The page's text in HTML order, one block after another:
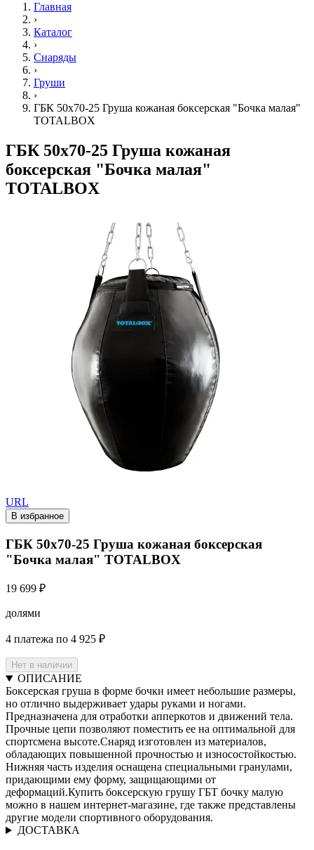
Главная
›
Каталог
›
Снаряды
›
Груши
›
ГБК 50х70-25 Груша кожаная боксерская "Бочка малая"
TOTALBOX
ГБК 50х70-25 Груша кожаная
боксерская "Бочка малая"
TOTALBOX
URL
В избранное
ГБК 50х70-25 Груша кожаная боксерская
"Бочка малая" TOTALBOX
19 699 ₽
долями
4 платежа по 4 925 ₽
Нет в наличии
ОПИСАНИЕ
Боксерская груша в форме бочки имеет небольшие размеры,
но отлично выдерживает удары руками и ногами.
Предназначена для отработки апперкотов и движений тела.
Прочные цепи позволяют поместить ее на оптимальной для
спортсмена высоте.Снаряд изготовлен из материалов,
обладающих повышенной прочностью и износостойкостью.
Нижняя часть изделия оснащена специальными гранулами,
придающими ему форму, защищающими от
деформаций.Купить боксерскую грушу ГБТ бочку малую
можно в нашем интернет-магазине, где также представлены
другие модели спортивного оборудования.
ДОСТАВКА